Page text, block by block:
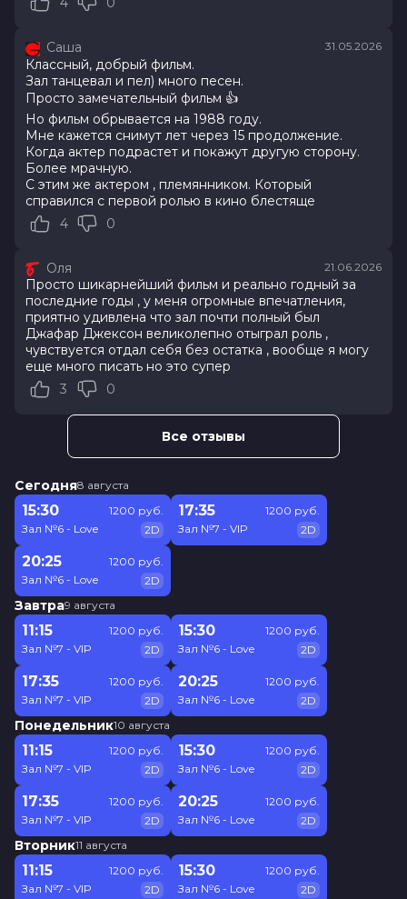
Страна
Слоган
—
Режиссер
Антуан Фукуа
Актеры
Джаафар Джексон, Джулиано
Вальди, Колман Доминго, Ниа Лонг,
Майлз Теллер, Кендрик Сэмпсон, Кэт
Грэм, Лора Хэрриер, Лоренц Тейт,
Дерек Люк
Продюсеры
Джон Бранка, Грэм Кинг, Джон
Сценаристы
Длительность
В прокате
с 5 августа до 12 августа
Меморандум
до 3 июня
Саша 31.05.2026
Классный, добрый фильм.
Зал танцевал и пел) много песен.
Просто замечательный фильм 👍
Но фильм обрывается на 1988 году.
Мне кажется снимут лет через 15 продолжение.
Когда актер подрастет и покажут другую сторону.
Более мрачную.
С этим же актером , племянником. Который
справился с первой ролью в кино блестяще
4
0
Оля 21.06.2026
Просто шикарнейший фильм и реально годный за
последние годы , у меня огромные впечатления,
приятно удивлена что зал почти полный был
Джафар Джексон великолепно отыграл роль ,
чувствуется отдал себя без остатка , вообще я могу
еще много писать но это супер
3
0
Все отзывы
Сегодня8 августа
15:30
Зал №6 - Love
1200 руб.
2D
17:35
Зал №7 - VIP
1200 руб.
2D
20:25
Зал №6 - Love
1200 руб.
2D
Завтра9 августа
11:15
Зал №7 - VIP
1200 руб.
2D
15:30
Зал №6 - Love
1200 руб.
2D
17:35
Зал №7 - VIP
1200 руб.
2D
20:25
Зал №6 - Love
1200 руб.
2D
Понедельник10 августа
11:15
Зал №7 - VIP
1200 руб.
2D
15:30
Зал №6 - Love
1200 руб.
2D
17:35
Зал №7 - VIP
1200 руб.
2D
20:25
Зал №6 - Love
1200 руб.
2D
Вторник11 августа
11:15
Зал №7 - VIP
1200 руб.
2D
15:30
Зал №6 - Love
1200 руб.
2D